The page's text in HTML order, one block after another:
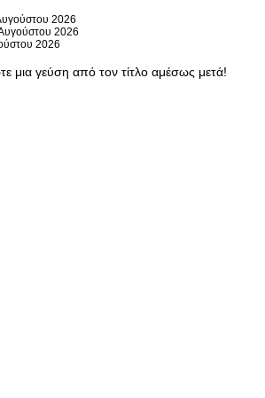
2026
2026
2026
μια γεύση από τον τίτλο αμέσως μετά!